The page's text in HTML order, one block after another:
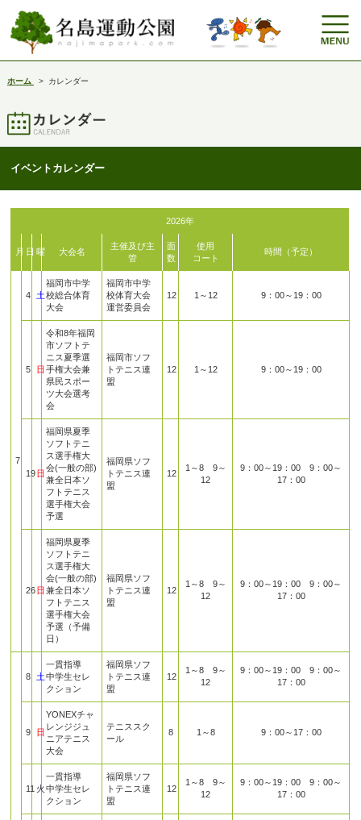
ホーム > カレンダー
イベントカレンダー
2026年
月 日 曜 大会名
主催及び主
管
面
数
使用
コート
時間（予定）
7
4 土
福岡市中学
校総合体育
大会
福岡市中学
校体育大会
運営委員会
12 1～12 9：00～19：00
5 日
令和8年福岡
市ソフトテ
ニス夏季選
手権大会兼
県民スポー
ツ大会選考
会
福岡市ソフ
トテニス連
盟
12 1～12 9：00～19：00
19日
福岡県夏季
ソフトテニ
ス選手権大
会(一般の部)
兼全日本ソ
フトテニス
選手権大会
予選
福岡県ソフ
トテニス連
盟
12
1～8 9～
12
9：00～19：00 9：00～
17：00
26日
福岡県夏季
ソフトテニ
ス選手権大
会(一般の部)
兼全日本ソ
フトテニス
選手権大会
予選（予備
日）
福岡県ソフ
トテニス連
盟
12
1～8 9～
12
9：00～19：00 9：00～
17：00
8 土
一貫指導
中学生セレ
クション
福岡県ソフ
トテニス連
盟
12
1～8 9～
12
9：00～19：00 9：00～
17：00
9 日
YONEXチャ
レンジジュ
ニアテニス
大会
テニススク
ール
8 1～8 9：00～17：00
11 火
一貫指導
中学生セレ
クション
福岡県ソフ
トテニス連
盟
12
1～8 9～
12
9：00～19：00 9：00～
17：00